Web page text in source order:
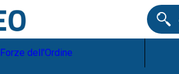
Forze dell'Ordine